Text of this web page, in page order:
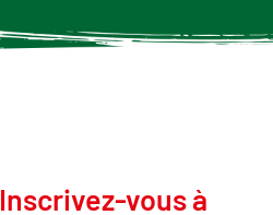
Inscrivez-vous à